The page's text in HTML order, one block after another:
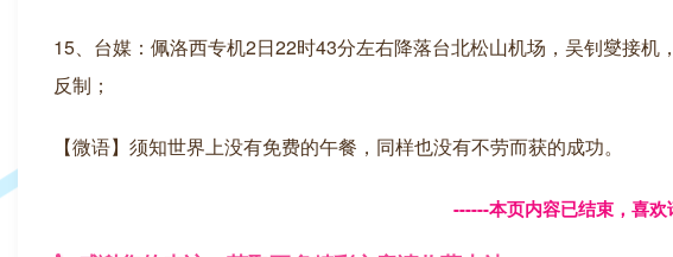
15、台媒：佩洛西专机2日22时43分左右降落台北松山机场，吴钊燮接
反制；
【微语】须知世界上没有免费的午餐，同样也没有不劳而获的成功。
------本页内容已结束，喜欢